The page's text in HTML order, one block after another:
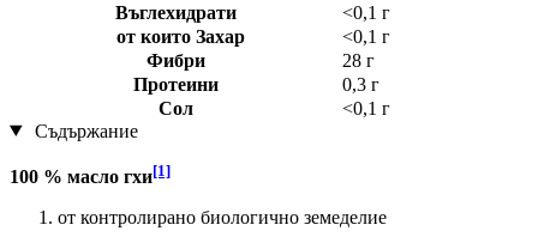
Въглехидрати
<0,1 г
от които Захар
<0,1 г
Фибри
28 г
Протеини
0,3 г
Сол
<0,1 г
Съдържание
100 % масло гхи[1]
от контролирано биологично земеделие